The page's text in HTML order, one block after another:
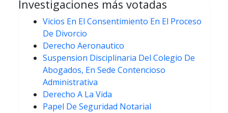
Investigaciones más votadas
Vicios En El Consentimiento En El Proceso
De Divorcio
Derecho Aeronautico
Suspension Disciplinaria Del Colegio De
Abogados, En Sede Contencioso
Administrativa
Derecho A La Vida
Papel De Seguridad Notarial